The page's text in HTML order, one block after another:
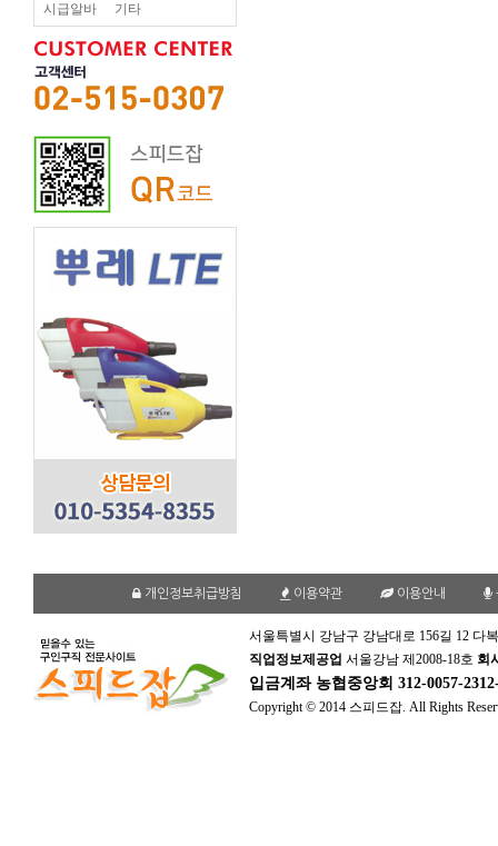
시급알바 기타
개인정보취급방침 이용약관 이용안내
서울특별시 강남구 강남대로 156길 12 다
직업정보제공업 서울강남 제2008-18호 회
입금계좌 농협중앙회 312-0057-
Copyright © 2014 스피드잡. All Rights